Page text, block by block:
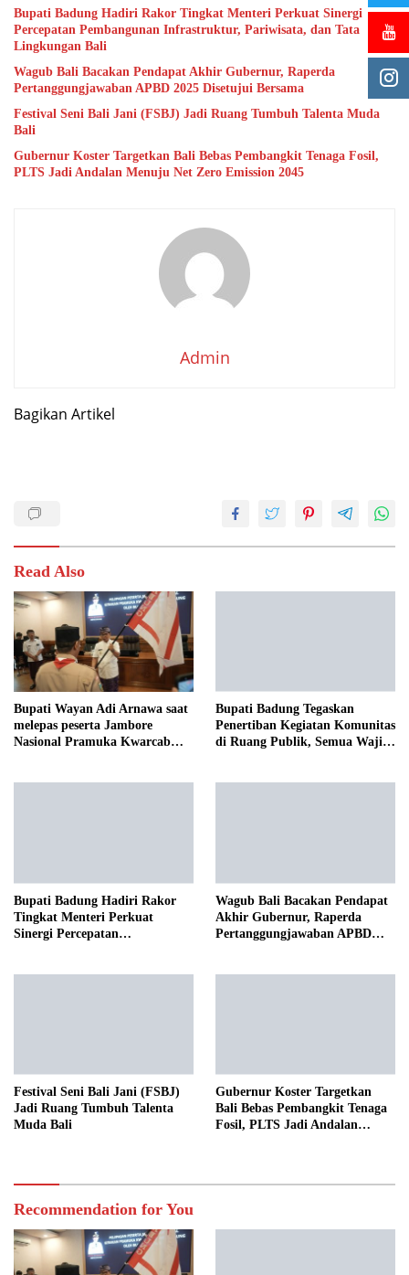
Bupati Badung Hadiri Rakor Tingkat Menteri Perkuat Sinergi
Percepatan Pembangunan Infrastruktur, Pariwisata, dan Tata
Lingkungan Bali
Wagub Bali Bacakan Pendapat Akhir Gubernur, Raperda
Pertanggungjawaban APBD 2025 Disetujui Bersama
Festival Seni Bali Jani (FSBJ) Jadi Ruang Tumbuh Talenta Muda
Bali
Gubernur Koster Targetkan Bali Bebas Pembangkit Tenaga Fosil,
PLTS Jadi Andalan Menuju Net Zero Emission 2045
Admin
Bagikan Artikel
Read Also
Bupati Wayan Adi Arnawa saat
melepas peserta Jambore
Nasional Pramuka Kwarcab
Bupati Badung Tegaskan
Penertiban Kegiatan Komunitas
di Ruang Publik, Semua Wajib
Bupati Badung Hadiri Rakor
Tingkat Menteri Perkuat
Sinergi Percepatan
Wagub Bali Bacakan Pendapat
Akhir Gubernur, Raperda
Pertanggungjawaban APBD
Festival Seni Bali Jani (FSBJ)
Jadi Ruang Tumbuh Talenta
Muda Bali
Gubernur Koster Targetkan
Bali Bebas Pembangkit Tenaga
Fosil, PLTS Jadi Andalan
Recommendation for You